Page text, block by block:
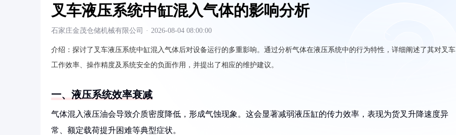
叉车液压系统中缸混入气体的影响分析
石家庄金茂仓储机械有限公司 · 2026-08-04 08:00:00
介绍： 探讨了叉车液压系统中缸混入气体后对设备运行的多重影响。通过分析气体在液压系统中的行为特性，详细阐述了其对叉车
工作效率、操作精度及系统安全的负面作用，并提出了相应的维护建议。
一、液压系统效率衰减
气体混入液压油会导致介质密度降低，形成气蚀现象。这会显著减弱液压缸的传力效率，表现为货叉升降速度异
常、额定载荷提升困难等典型症状。